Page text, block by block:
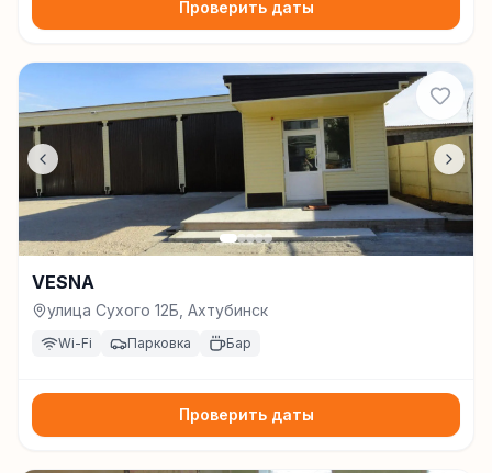
Проверить даты
VESNA
улица Сухого 12Б, Ахтубинск
Wi-Fi Парковка Бар
Проверить даты